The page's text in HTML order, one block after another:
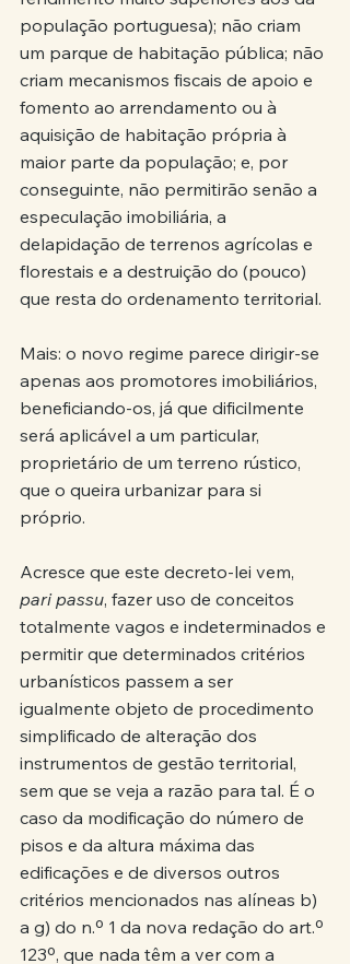
população portuguesa); não criam
um parque de habitação pública; não
criam mecanismos fiscais de apoio e
fomento ao arrendamento ou à
aquisição de habitação própria à
maior parte da população; e, por
conseguinte, não permitirão senão a
especulação imobiliária, a
delapidação de terrenos agrícolas e
florestais e a destruição do (pouco)
que resta do ordenamento territorial.
Mais: o novo regime parece dirigir-se
apenas aos promotores imobiliários,
beneficiando-os, já que dificilmente
será aplicável a um particular,
proprietário de um terreno rústico,
que o queira urbanizar para si
próprio.
Acresce que este decreto-lei vem,
pari passu, fazer uso de conceitos
totalmente vagos e indeterminados e
permitir que determinados critérios
urbanísticos passem a ser
igualmente objeto de procedimento
simplificado de alteração dos
instrumentos de gestão territorial,
sem que se veja a razão para tal. É o
caso da modificação do número de
pisos e da altura máxima das
edificações e de diversos outros
critérios mencionados nas alíneas b)
a g) do n.º 1 da nova redação do art.º
123º, que nada têm a ver com a